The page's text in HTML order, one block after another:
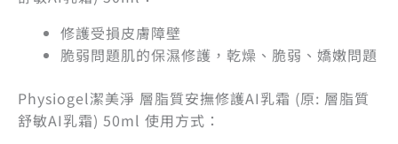
修護受損皮膚障壁
脆弱問題肌的保濕修護，乾燥、脆弱、嬌嫩問題
Physiogel潔美淨 層脂質安撫修護AI乳霜 (原: 層脂質
舒敏AI乳霜) 50ml 使用方式：